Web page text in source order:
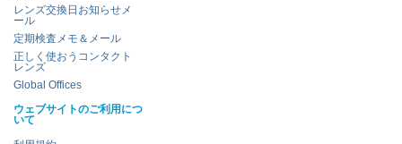
レンズ交換日お知らせメ
ール
定期検査メモ＆メール
正しく使おうコンタクト
レンズ
Global Offices
ウェブサイトのご利用につ
いて